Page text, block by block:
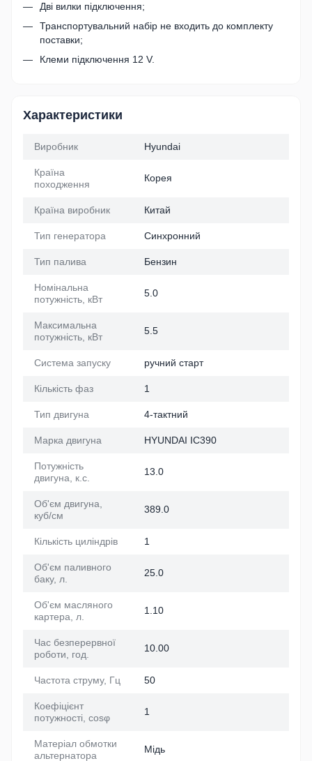
Дві вилки підключення;
Транспортувальний набір не входить до комплекту
поставки;
Клеми підключення 12 V.
Характеристики
Виробник Hyundai
Країна
походження
Корея
Країна виробник Китай
Тип генератора Синхронний
Тип палива Бензин
Номінальна
потужність, кВт
5.0
Максимальна
потужність, кВт
5.5
Система запуску ручний старт
Кількість фаз 1
Тип двигуна 4-тактний
Марка двигуна HYUNDAI IC390
Потужність
двигуна, к.с.
13.0
Об'єм двигуна,
куб/см
389.0
Кількість циліндрів 1
Об'єм паливного
баку, л.
25.0
Об'єм масляного
картера, л.
1.10
Час безперервної
роботи, год.
10.00
Частота струму, Гц 50
Коефіцієнт
потужності, cosφ
1
Матеріал обмотки
альтернатора
Мідь